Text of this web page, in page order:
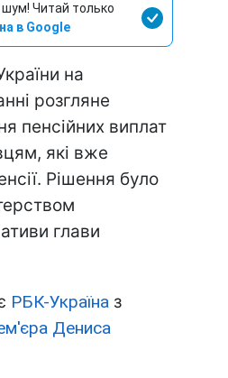
Читай только
в Google
на
розгляне
пенсійних виплат
які вже
Рішення було
глави
РБК-Україна з
Дениса